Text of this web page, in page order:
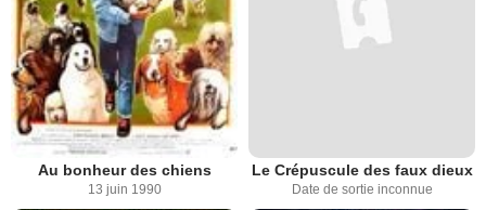
Au bonheur des chiens
13 juin 1990
Le Crépuscule des faux dieux
Date de sortie inconnue